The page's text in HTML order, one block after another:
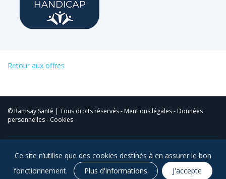
Ce site n’utilise que des cookies destinés à en assurer le bon
fonctionnement.
Plus d'informations J'accepte
Retour aux offres
© Ramsay Santé | Tous droits réservés - Mentions légales- Données
personnelles- Cookies
RETROUVEZ-NOUS SUR LES RÉSEAUX SOCIAUX